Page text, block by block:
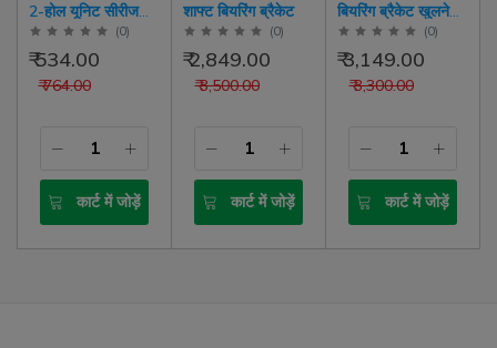
2-होल यूनिट सीरीज
पिलो ब्लॉक बेयरिंग फ्लैंज
प्रकार
(0)
₹ 764.00
₹ 534.00
कार्ट में जोड़ें
शाफ्ट बियरिंग ब्रैकेट
(0)
₹ 3,500.00
₹ 2,849.00
कार्ट में जोड़ें
बियरिंग ब्रैकेट खुलने
योग्य ढक्कन के साथ
(0)
₹ 3,300.00
₹ 3,149.00
कार्ट में जोड़ें